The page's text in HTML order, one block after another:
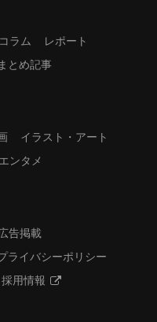
コラム
レポート
とめ記事
イラスト・アート
エンタメ
告掲載
ライバシーポリシー
採用情報